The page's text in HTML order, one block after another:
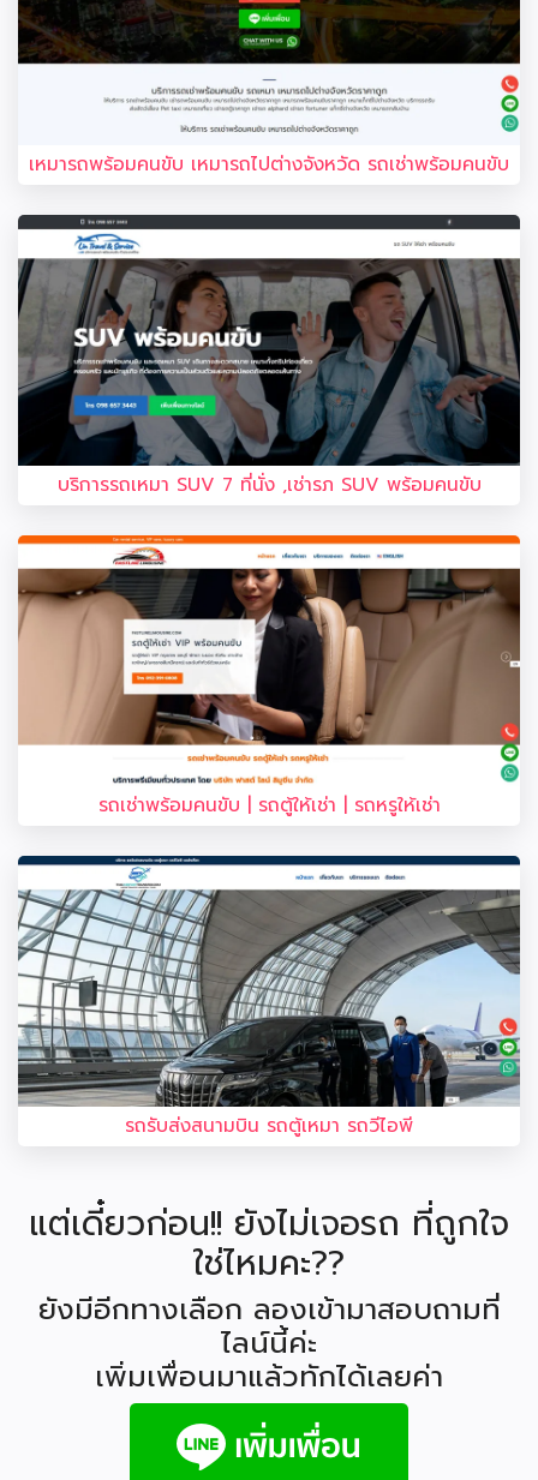
เหมารถพร้อมคนขับ เหมารถไปต่างจังหวัด รถเช่าพร้อมคนขับ
บริการรถเหมา SUV 7 ที่นั่ง ,เช่ารภ SUV พร้อมคนขับ
รถเช่าพร้อมคนขับ | รถตู้ให้เช่า | รถหรูให้เช่า
รถรับส่งสนามบิน รถตู้เหมา รถวีไอพี
แต่เดี๋ยวก่อน!! ยังไม่เจอรถ ที่ถูกใจ
ใช่ไหมคะ??
ยังมีอีกทางเลือก ลองเข้ามาสอบถามที่
ไลน์นี้ค่ะ
เพิ่มเพื่อนมาแล้วทักได้เลยค่า